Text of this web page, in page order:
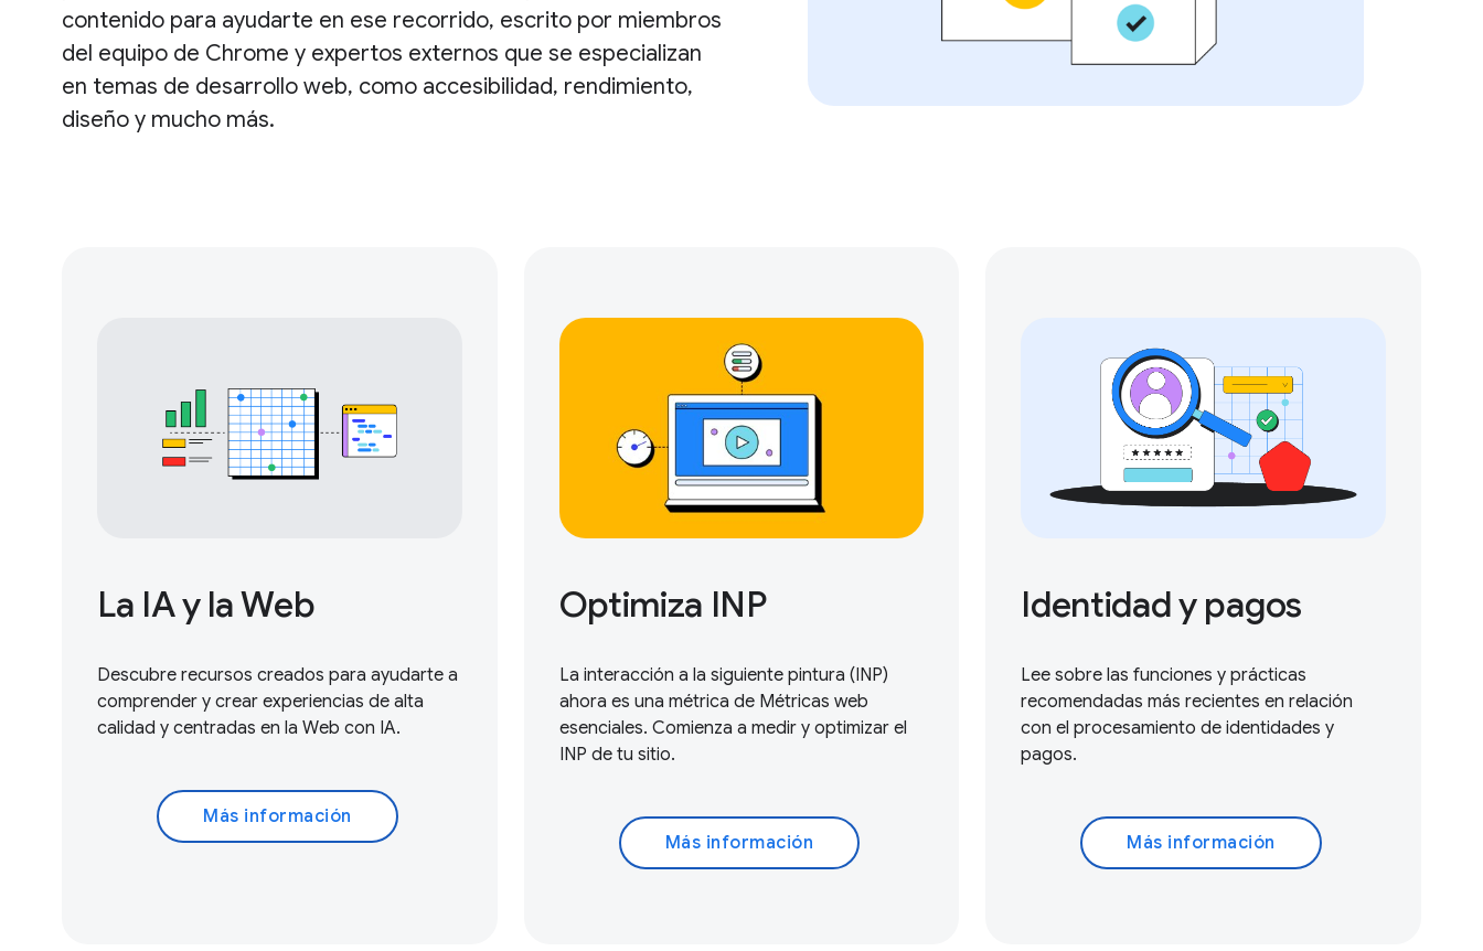
contenido para ayudarte en ese recorrido, escrito por miembros
del equipo de Chrome y expertos externos que se especializan
en temas de desarrollo web, como accesibilidad, rendimiento,
diseño y mucho más.
La IA y la Web
Descubre recursos creados para ayudarte a
comprender y crear experiencias de alta
calidad y centradas en la Web con IA.
Más información
Optimiza INP
La interacción a la siguiente pintura (INP)
ahora es una métrica de Métricas web
esenciales. Comienza a medir y optimizarel
INP de tu sitio.
Más información
Identidad y pagos
Lee sobre las funciones y prácticas
recomendadas más recientes en relación
con el procesamiento de identidades y
pagos.
Más información